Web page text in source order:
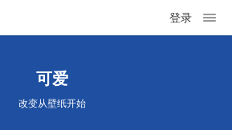
登录
可爱
改变从壁纸开始